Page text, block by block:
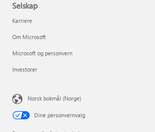
Selskap
Karriere
Om Microsoft
Microsoft og personvern
Investorer
Norsk bokmål (Norge)
Dine personvernvalg